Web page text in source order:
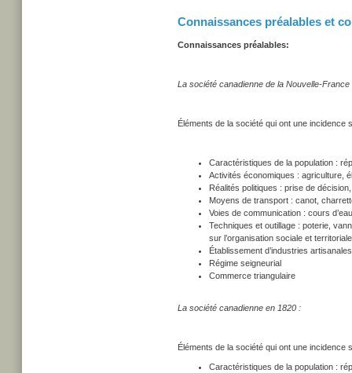
Connaissances préalables et
Connaissances préalables:
La société canadienne de la Nouvelle-France
Éléments de la société qui ont une incidence
Caractéristiques de la population :
Activités économiques : agriculture,
Réalités politiques : prise de
Moyens de transport : canot,
Voies de communication : cours
Techniques et outillage : poterie,
sur l’organisation sociale et territoriale
Établissement d’industries artisanales
Régime seigneurial
Commerce triangulaire
La société canadienne en 1820 :
Éléments de la société qui ont une incidence
Caractéristiques de la population :